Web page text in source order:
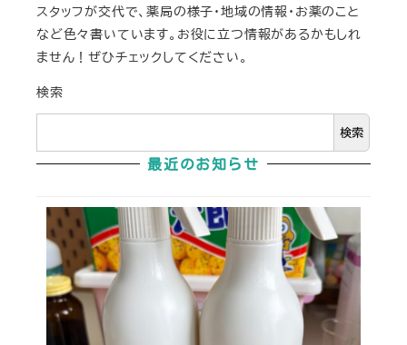
スタッフが交代で、薬局の様子・地域の情報・お薬のこと
など色々書いています。お役に立つ情報があるかもしれ
ません！ぜひチェックしてください。
検索
検索
最近のお知らせ